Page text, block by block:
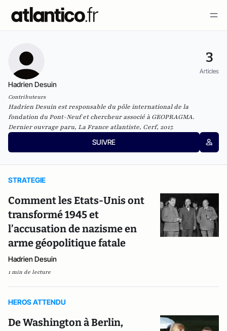
3
Articles
Hadrien Desuin
Contributeurs
Hadrien Desuin est responsable du pôle international de la
fondation du Pont-Neuf et chercheur associé à GEOPRAGMA.
Dernier ouvrage paru, La France atlantiste, Cerf, 2017.
SUIVRE
STRATEGIE
Comment les Etats-Unis ont
transformé 1945 et
l’accusation de nazisme en
arme géopolitique fatale
Hadrien Desuin
1 min de lecture
HEROS ATTENDU
De Washington à Berlin,